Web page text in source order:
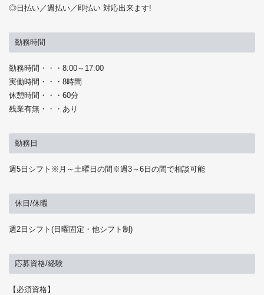
◎日払い／週払い／即払い 対応出来ます!
勤務時間
勤務時間・・・8:00～17:00
実働時間・・・8時間
休憩時間・・・60分
残業有無・・・あり
勤務日
週5日シフト※月～土曜日の間※週3～6日の間で相談可能
休日/休暇
週2日シフト(日曜固定・他シフト制)
応募資格/経験
【必須資格】